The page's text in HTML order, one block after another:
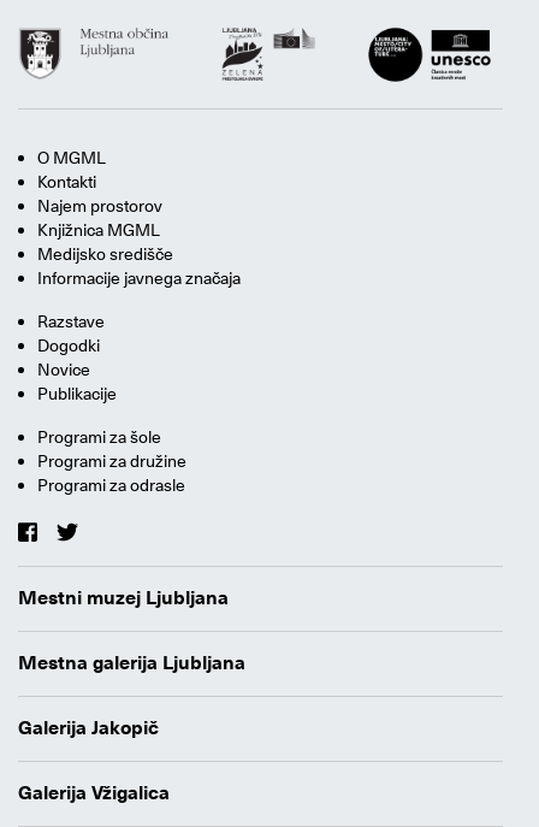
O MGML
Kontakti
Najem prostorov
Knjižnica MGML
Medijsko središče
Informacije javnega značaja
Razstave
Dogodki
Novice
Publikacije
Programi za šole
Programi za družine
Programi za odrasle
Mestni muzej Ljubljana
Mestna galerija Ljubljana
Galerija Jakopič
Galerija Vžigalica